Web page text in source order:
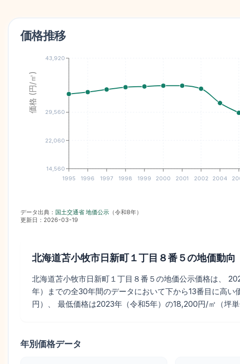
価格推移
1995 1996 1997 1998 1999 2000 2001 2002 2004
14,560
22,060
29,560
43,920
価格 (円/㎡)
データ出典： 国土交通省 地価公示 （令和8年）
更新日： 2026-03-19
北海道苫小牧市日新町１丁目８番５の地価動向
北海道苫小牧市日新町１丁目８番５の地価公示価格は、
年）までの全30年間のデータにおいて下から13番目に高
円）、 最低価格は2023年（令和5年）の18,200円/㎡（坪
年別価格データ